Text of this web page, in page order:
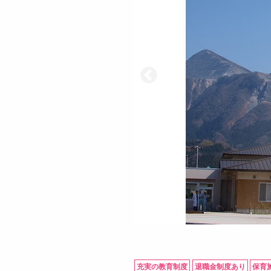
充実の教育制度 退職金制度あり 保育